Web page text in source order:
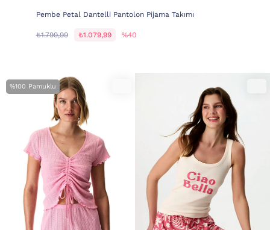
Pembe Petal Dantelli Pantolon Pijama Takımı
₺1.799,99 ₺1.079,99 %40
%100 Pamuklu